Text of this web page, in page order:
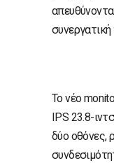
συνεργατική
Το νέο
IPS 23.8-
δύο οθόνες,